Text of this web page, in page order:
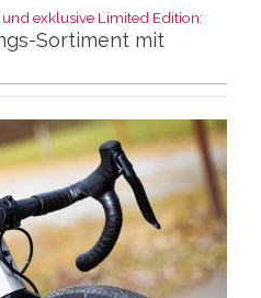
exklusive Limited Edition:
Sortiment mit